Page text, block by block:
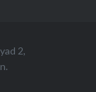
2,